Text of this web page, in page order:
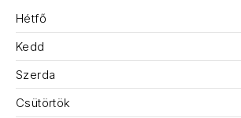
Hétfő
Kedd
Szerda
Csütörtök